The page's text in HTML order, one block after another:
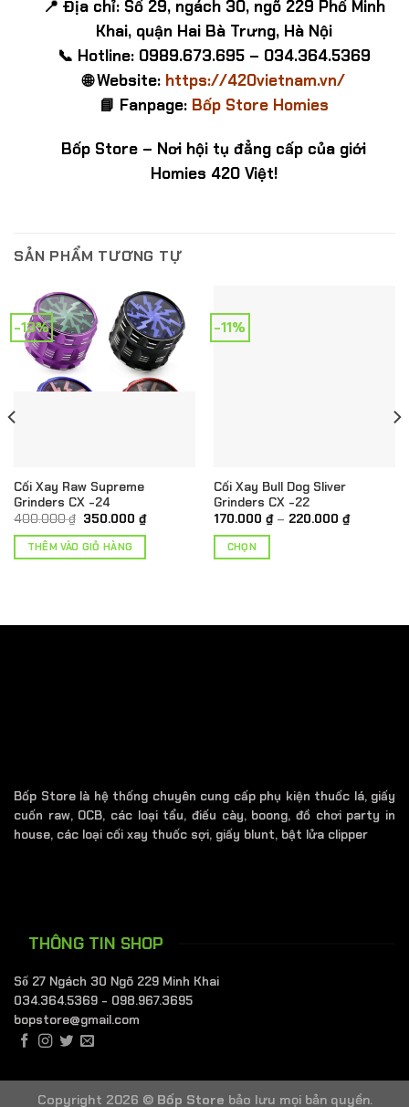
📍 Địa chỉ: Số 29, ngách 30, ngõ 229 Phố Minh
Khai, quận Hai Bà Trưng, Hà Nội
📞 Hotline: 0989.673.695 – 034.364.5369
🌐 Website: https://420vietnam.vn/
📘 Fanpage: Bốp Store Homies
Bốp Store – Nơi hội tụ đẳng cấp của giới
Homies 420 Việt!
SẢN PHẨM TƯƠNG TỰ
-13%
Cối Xay Raw Supreme
Grinders CX -24
400.000₫ Giá
là:
400.000 ₫.
350.000 ₫Giá
hiện
THÊM VÀO GIỎ HÀNG
-11%
Cối Xay Bull Dog Sliver
Grinders CX -22
170.000 ₫ – 220.000 ₫Khoảng
giá:
CHỌN
có
được
chọn
trên
Bốp Store là hệ thống chuyên cung cấp phụ kiện thuốc lá, giấy
cuốn raw, OCB, các loại tẩu, điếu cày, boong, đồ chơi party in
house, các loại cối xay thuốc sợi, giấy blunt, bật lửa clipper
THÔNG TIN SHOP
Số 27 Ngách 30 Ngõ 229 Minh Khai
034.364.5369 - 098.967.3695
bopstore@gmail.com
Copyright 2026 © Bốp Store bảo lưu mọi bản quyền.